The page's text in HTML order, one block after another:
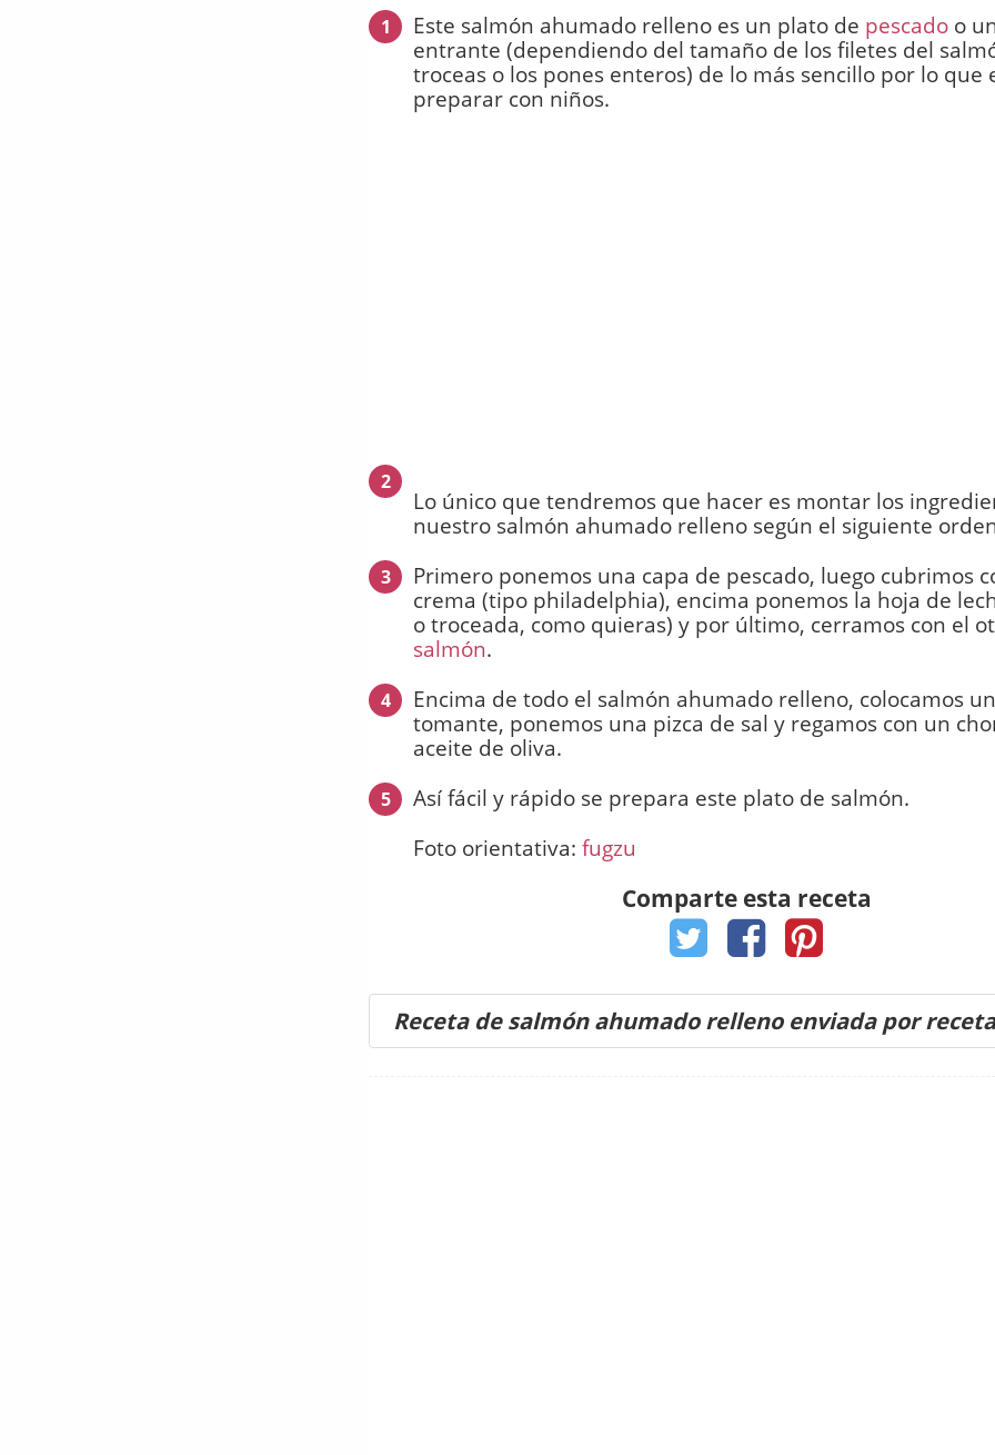
1 Este salmón ahumado relleno es un plato de pescado o
entrante (dependiendo del tamaño de los filetes del
troceas o los pones enteros) de lo más sencillo por lo que
preparar con niños.
2
Lo único que tendremos que hacer es montar los
nuestro salmón ahumado relleno según el siguiente
3
Primero ponemos una capa de pescado, luego cubrimos
crema (tipo philadelphia), encima ponemos la hoja de
o troceada, como quieras) y por último, cerramos con el
salmón.
4
Encima de todo el salmón ahumado relleno, colocamos
tomante, ponemos una pizca de sal y regamos con un
aceite de oliva.
5
Así fácil y rápido se prepara este plato de salmón.
Foto orientativa: fugzu
Comparte esta receta
Receta de salmón ahumado relleno enviada por